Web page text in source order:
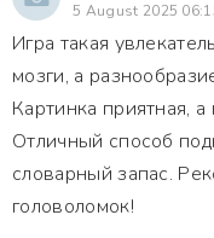
5 August 2025
Игра такая
мозги, а
Картинка приятная,
Отличный способ
словарный запас.
головоломок!